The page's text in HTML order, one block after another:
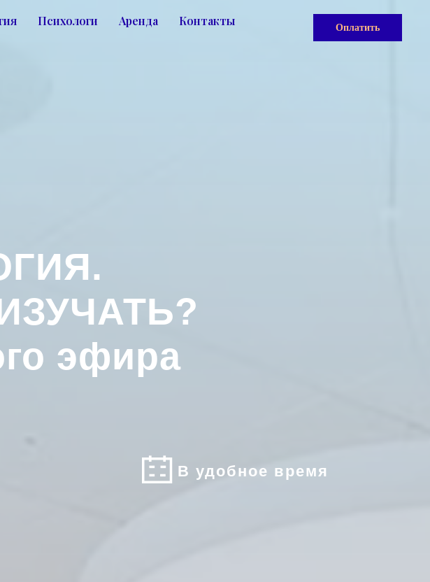
Психологи Аренда
Контакты
Оплатить
эфира
В удобное время